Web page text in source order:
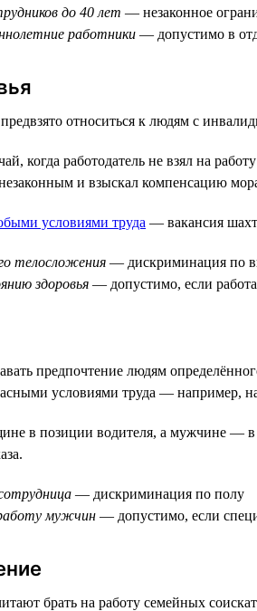
до 40 лет — незаконное
работники — допустимо в
относиться к людям с
когда работодатель не взял на
и взыскал компенсацию
условиями труда — вакансия
телосложения — дискриминация по
здоровья — допустимо, если
предпочтение людям
условиями труда — например,
в позиции водителя, а мужчине
— дискриминация по полу
мужчин — допустимо, если
брать на работу семейных